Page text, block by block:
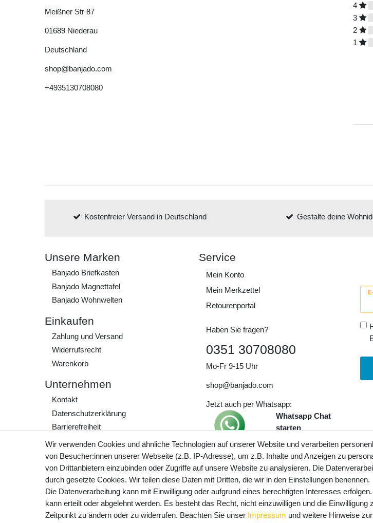
Meißner Str 87
01689 Niederau
Deutschland
shop@banjado.com
+4935130708080
4
3
2
1
Kostenfreier Versand in Deutschland Gestalte deine
Unsere Marken
Banjado Briefkasten
Banjado Magnettafel
Banjado Wohnwelten
Einkaufen
Zahlung und Versand
Widerrufs­recht
Warenkorb
Unternehmen
Kontakt
Daten­schutz­erklärung
Barrierefreiheit
AGB
Impressum
Werde Teil unserer
Community
Service
Mein Konto
Mein Merkzettel
Retourenportal
Haben Sie fragen?
0351 30708080
Mo-Fr 9-15 Uhr
shop@banjado.com
Jetzt auch per Whatsapp:
Whatsapp Chat
starten
Preisangaben inkl. gesetzl. MwSt. und
zzgl. Service- und Versandkosten
Wir verwenden Cookies und ähnliche Technologien auf unserer Website und verarbeiten
von Besucher:innen unserer Webseite (z.B. IP-Adresse), um z.B. Inhalte und Anzeigen zu
von Drittanbietern einzubinden oder Zugriffe auf unsere Website zu analysieren. Die
durch gesetzte Cookies. Wir teilen diese Daten mit Dritten, die wir in den Einstellungen benennen.
Die Datenverarbeitung kann mit Einwilligung oder aufgrund eines berechtigten Interesses
kann erteilt oder abgelehnt werden. Es besteht das Recht, nicht einzuwilligen und die Einwilligung
Zeitpunkt zu ändern oder zu widerrufen. Beachten Sie unser Impressum und weitere Hinweise